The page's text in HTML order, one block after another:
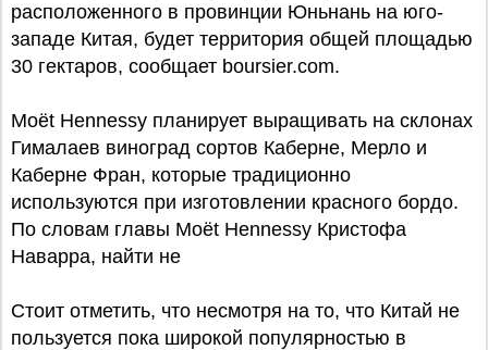
расположенного в провинции Юньнань на юго-
западе Китая, будет территория общей площадью
30 гектаров, сообщает boursier.com.
Moët Hennessy планирует выращивать на склонах
Гималаев виноград сортов Каберне, Мерло и
Каберне Фран, которые традиционно
используются при изготовлении красного бордо.
По словам главы Moët Hennessy Кристофа
Наварра, найти не
Стоит отметить, что несмотря на то, что Китай не
пользуется пока широкой популярностью в